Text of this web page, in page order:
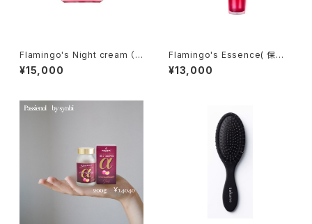
Flamingo's Night cream （ク
リーム）
¥15,000
Flamingo's Essence( 保湿
エッセンス）
¥13,000